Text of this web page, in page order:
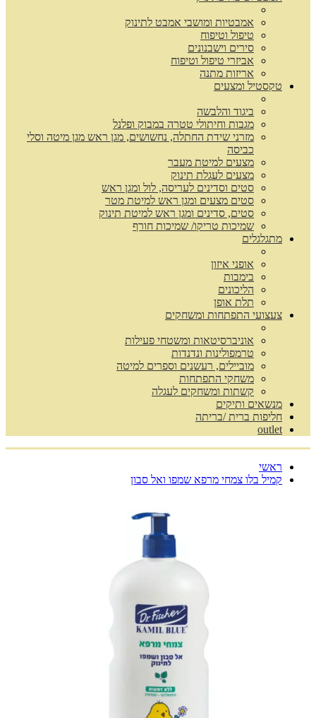
אמבטיות ומושבי אמבט לתינוק
טיפול וטיפוח
סירים וישבנונים
אביזרי טיפול וטיפוח
אריזות מתנה
טקסטיל ומצעים
ביגוד והלבשה
מגבות וחיתולי טטרה במבוק ופלנל
מזרני שידת החתלה, נחשושים, מגן ראש מגן מיטה וסלי
כביסה
מצעים למיטת מעבר
מצעים לעגלת תינוק
סטים וסדינים לעריסה, לול ומגן ראש
סטים מצעים ומגן ראש למיטת מטר
סטים, סדינים ומגן ראש למיטת תינוק
שמיכות טריקו/ שמיכות חורף
מתגלגלים
אופני איזון
בימבות
הליכונים
תלת אופן
צעצועי התפתחות ומשחקים
אוניברסיטאות ומשטחי פעילות
טרמפולינות ונדנדות
מוביילים, רעשנים וספרים למיטה
משחקי התפתחות
קשתות ומשחקים לעגלה
מנשאים ותיקים
חליפות ברית /בריתה
outlet
ראשי
קמיל בלו צמחי מרפא שמפו ואל סבון